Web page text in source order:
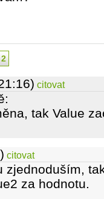
2
citovat
tak Value
citovat
zjednoduším,
za hodnotu.